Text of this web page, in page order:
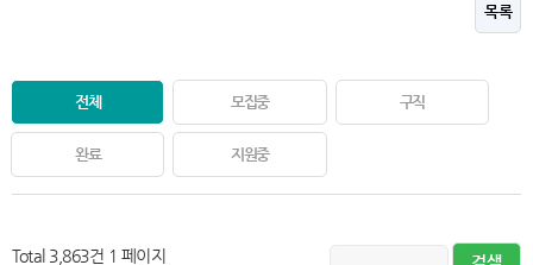
목록
전체 모집중 구직
완료 지원중
Total 3,863건 1 페이지